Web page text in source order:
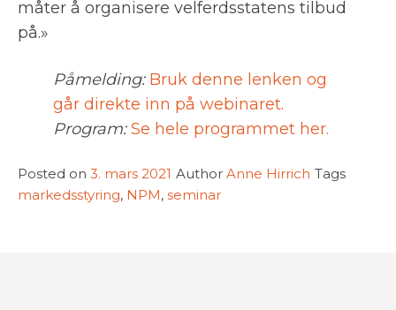
måter å organisere velferdsstatens tilbud
på.»
Påmelding: Bruk denne lenken og
går direkte inn på webinaret.
Program:Se hele programmet her.
Posted on 3. mars 2021 Author Anne Hirrich Tags
markedsstyring, NPM, seminar